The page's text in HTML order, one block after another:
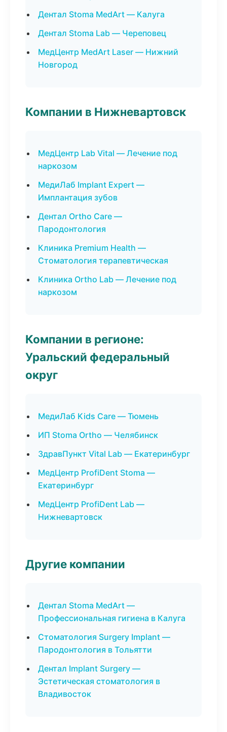
Дентал Stoma MedArt — Калуга
Дентал Stoma Lab — Череповец
МедЦентр MedArt Laser — Нижний
Новгород
Компании в Нижневартовск
МедЦентр Lab Vital — Лечение под
наркозом
МедиЛаб Implant Expert —
Имплантация зубов
Дентал Ortho Care —
Пародонтология
Клиника Premium Health —
Стоматология терапевтическая
Клиника Ortho Lab — Лечение под
наркозом
Компании в регионе:
Уральский федеральный
округ
МедиЛаб Kids Care — Тюмень
ИП Stoma Ortho — Челябинск
ЗдравПункт Vital Lab — Екатеринбург
МедЦентр ProfiDent Stoma —
Екатеринбург
МедЦентр ProfiDent Lab —
Нижневартовск
Другие компании
Дентал Stoma MedArt —
Профессиональная гигиена в Калуга
Стоматология Surgery Implant —
Пародонтология в Тольятти
Дентал Implant Surgery —
Эстетическая стоматология в
Владивосток